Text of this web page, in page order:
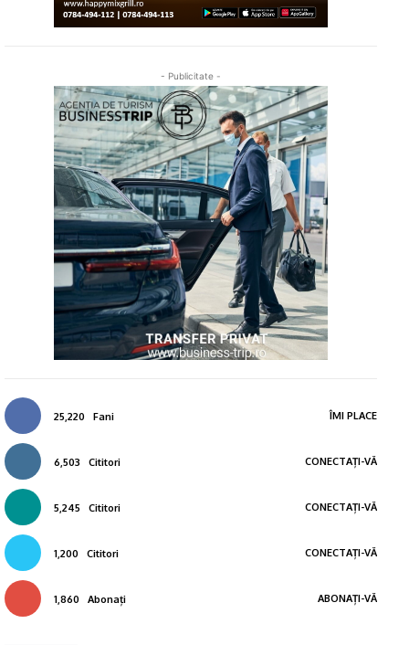
- Publicitate -
25,220 Fani ÎMI PLACE
6,503 Cititori CONECTAȚI-VĂ
5,245 Cititori CONECTAȚI-VĂ
1,200 Cititori CONECTAȚI-VĂ
1,860 Abonați ABONAȚI-VĂ